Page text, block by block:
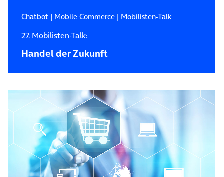
Chatbot| Mobile Commerce| Mobilisten-Talk
27. Mobilisten-Talk:
Handel der Zukunft